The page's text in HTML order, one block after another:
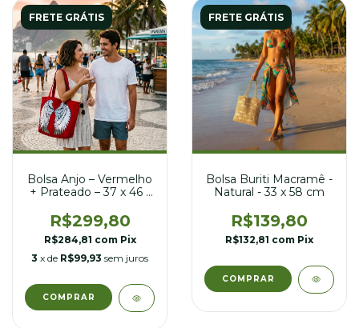
FRETE GRÁTIS
Bolsa Anjo – Vermelho
+ Prateado – 37 x 46 /
R$299,80
R$284,81 com Pix
3 x de R$99,93 sem juros
FRETE GRÁTIS
Bolsa Buriti Macramê -
Natural - 33 x 58 cm
R$139,80
R$132,81 com Pix